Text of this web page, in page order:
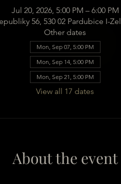
Jul 20, 2026, 5:00 PM – 6:00 PM
56, 530 02 Pardubice I-
Other dates
Mon, Sep 07, 5:00 PM
Mon, Sep 14, 5:00 PM
Mon, Sep 21, 5:00 PM
View all 17 dates
About the event